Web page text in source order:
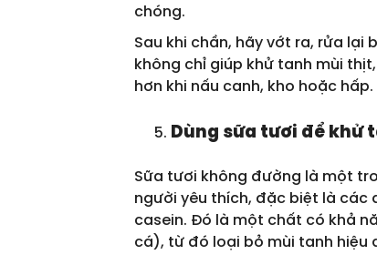
chóng.
Sau khi chần, hãy vớt ra, rửa lại
không chỉ giúp khử tanh mùi
hơn khi nấu canh, kho hoặc hấp.
Dùng sữa tươi để khử
Sữa tươi không đường là một
người yêu thích, đặc biệt là các
casein. Đó là một chất có khả
cá), từ đó loại bỏ mùi tanh hiệu